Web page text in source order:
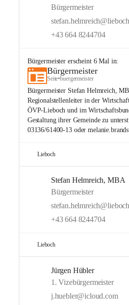
Bürgermeister
+43 664 8244704
Bürgermeister erscheint 6Mal in:
Bürgermeister
Seite•buergermeister
Bürgermeister Stefan Helmreich,
Regionalstellenleiter in der
ÖVP-Lieboch und im
Gestaltung ihrer Gemeinde zu
03136/61400-13 oder
Lieboch
Stefan Helmreich, MBA
Bürgermeister
+43 664 8244704
Lieboch
Jürgen Hübler
1. Vizebürgermeister
j.huebler@icloud.com